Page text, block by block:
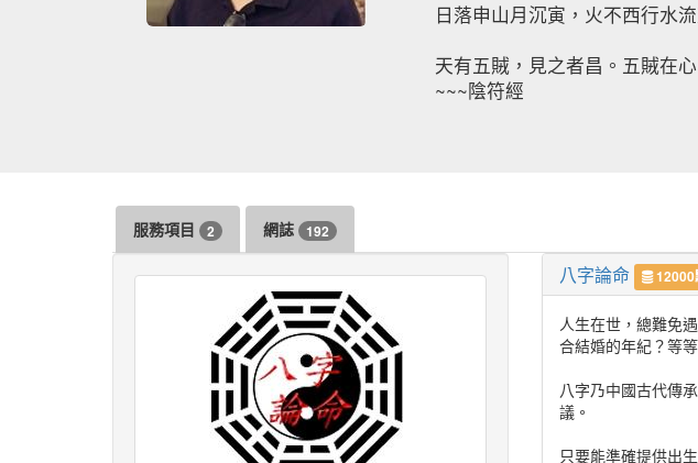
日落申山月沉寅，火不西行水流
天有五賊，見之者昌。五賊在
~~~陰符經
服務項目 2 網誌 192
八字論命 12000
人生在世，總難免
合結婚的年紀？等等
八字乃中國古代傳
議。
只要能準確提供出